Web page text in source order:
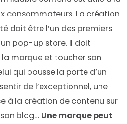
consommateurs. La création
doit être l’un des premiers
pop-up store. Il doit
marque et toucher son
qui pousse la porte d’un
de l’exceptionnel, une
à la création de contenu sur
blog… Une marque peut